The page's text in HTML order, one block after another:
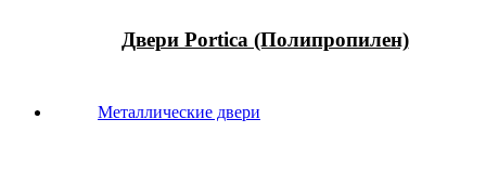
Двери Portica (Полипропилен)
Металлические двери